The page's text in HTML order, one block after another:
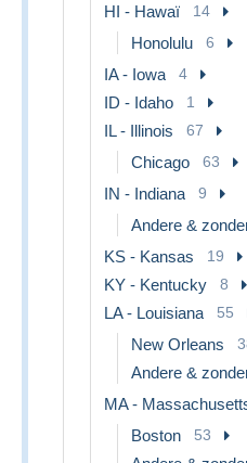
HI - Hawaï 14
Honolulu 6
IA - Iowa 4
ID - Idaho 1
IL - Illinois 67
Chicago 63
IN - Indiana 9
Andere &
KS - Kansas 19
KY - Kentucky 8
LA - Louisiana 55
New Orleans
Andere &
MA -
Boston 53